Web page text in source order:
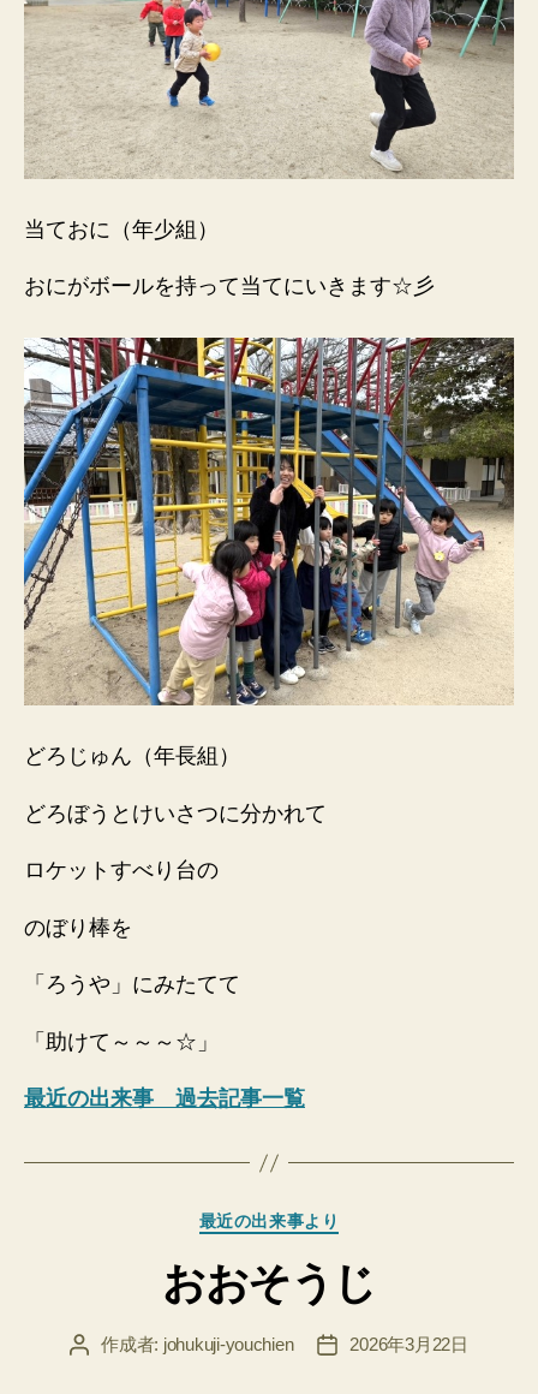
当ておに（年少組）
おにがボールを持って当てにいきます☆彡
どろじゅん（年長組）
どろぼうとけいさつに分かれて
ロケットすべり台の
のぼり棒を
「ろうや」にみたてて
「助けて～～～☆」
最近の出来事 過去記事一覧
カ
ゴ
リ
最近の出来事より
おおそうじ
投 作成者: johukuji-youchien
投
2026年3月22日